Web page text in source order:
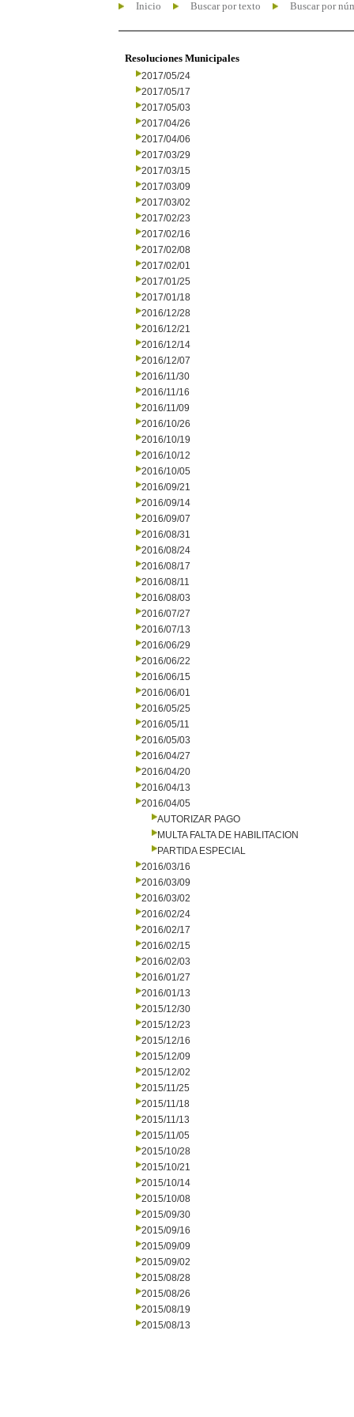
Inicio Buscar por texto Buscar por
Resoluciones Municipales
2017/05/24
2017/05/17
2017/05/03
2017/04/26
2017/04/06
2017/03/29
2017/03/15
2017/03/09
2017/03/02
2017/02/23
2017/02/16
2017/02/08
2017/02/01
2017/01/25
2017/01/18
2016/12/28
2016/12/21
2016/12/14
2016/12/07
2016/11/30
2016/11/16
2016/11/09
2016/10/26
2016/10/19
2016/10/12
2016/10/05
2016/09/21
2016/09/14
2016/09/07
2016/08/31
2016/08/24
2016/08/17
2016/08/11
2016/08/03
2016/07/27
2016/07/13
2016/06/29
2016/06/22
2016/06/15
2016/06/01
2016/05/25
2016/05/11
2016/05/03
2016/04/27
2016/04/20
2016/04/13
2016/04/05
AUTORIZAR PAGO
MULTA FALTA DE HABILITACION
PARTIDA ESPECIAL
2016/03/16
2016/03/09
2016/03/02
2016/02/24
2016/02/17
2016/02/15
2016/02/03
2016/01/27
2016/01/13
2015/12/30
2015/12/23
2015/12/16
2015/12/09
2015/12/02
2015/11/25
2015/11/18
2015/11/13
2015/11/05
2015/10/28
2015/10/21
2015/10/14
2015/10/08
2015/09/30
2015/09/16
2015/09/09
2015/09/02
2015/08/28
2015/08/26
2015/08/19
2015/08/13